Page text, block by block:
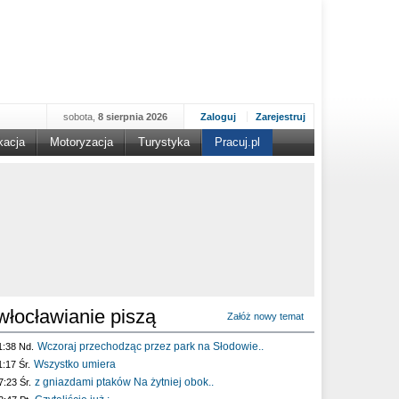
Zaloguj Zarejestruj
sobota, 8 sierpnia 2026
Motoryzacja Turystyka Pracuj.pl
piszą Załóż nowy temat
Nd. Wczoraj przechodząc przez park na Słodowie..
Śr. Wszystko umiera
Śr. z gniazdami ptaków Na żytniej obok..